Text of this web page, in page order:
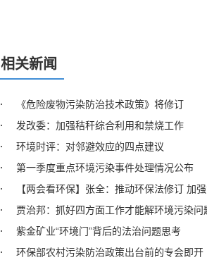
相关新闻
《危险废物污染防治技术政策》将修订
发改委：加强秸秆综合利用和禁烧工作
环境时评：对邻避效应的四点建议
第一季度重点环境污染事件处理情况公布
【两会看环保】张全：推动环保法修订 加
贾治邦：抓好四方面工作才能解环境污染问
紫金矿业“环境门”背后的法治问题思考
环保部农村污染防治政策出台前的专会即开